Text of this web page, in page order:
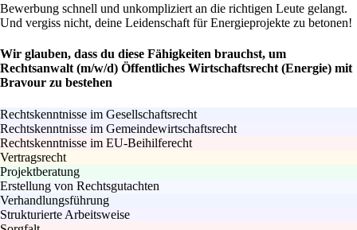
Bewerbung schnell und unkompliziert an die richtigen Leute gelangt.
Und vergiss nicht, deine Leidenschaft für Energieprojekte zu betonen!
Wir glauben, dass du diese Fähigkeiten brauchst, um
Rechtsanwalt (m/w/d) Öffentliches Wirtschaftsrecht (Energie) mit
Bravour zu bestehen
Rechtskenntnisse im Gesellschaftsrecht
Rechtskenntnisse im Gemeindewirtschaftsrecht
Rechtskenntnisse im EU-Beihilferecht
Vertragsrecht
Projektberatung
Erstellung von Rechtsgutachten
Verhandlungsführung
Strukturierte Arbeitsweise